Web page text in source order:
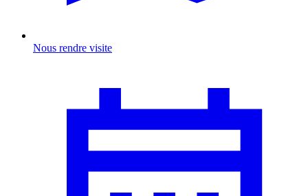
Nous rendre visite